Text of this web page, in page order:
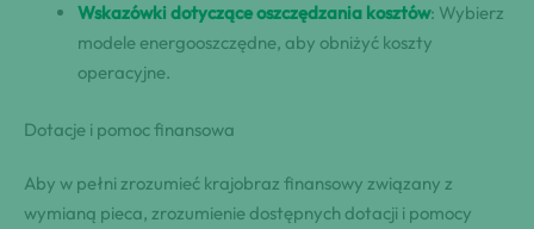
Wskazówki dotyczące oszczędzania kosztów: Wybierz
modele energooszczędne, aby obniżyć koszty
operacyjne.
Dotacje i pomoc finansowa
Aby w pełni zrozumieć krajobraz finansowy związany z
wymianą pieca, zrozumienie dostępnych dotacji i pomocy